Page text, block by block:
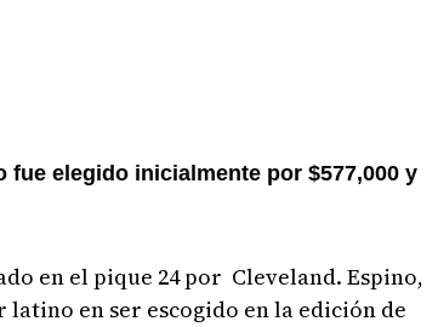
elegido inicialmente por $577,000 y
en el pique 24 por Cleveland. Espino,
en ser escogido en la edición de